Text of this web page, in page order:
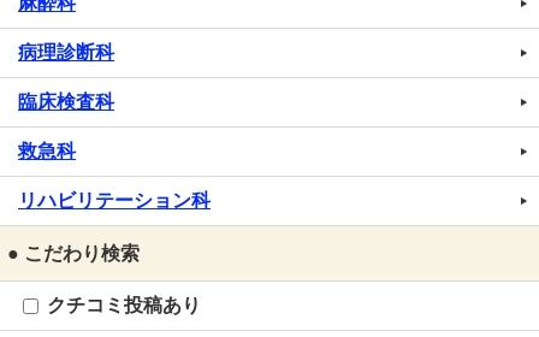
病理診断科
臨床検査科
救急科
リハビリテーション科
● こだわり検索
クチコミ投稿あり